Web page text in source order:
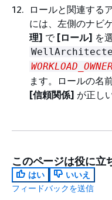
ロールと関連する
には、左側のナビ
理] で [ロール] を
ます。ロールの名
[信頼関係] が正し
このページは役に立
はい
いいえ
フィードバックを送信